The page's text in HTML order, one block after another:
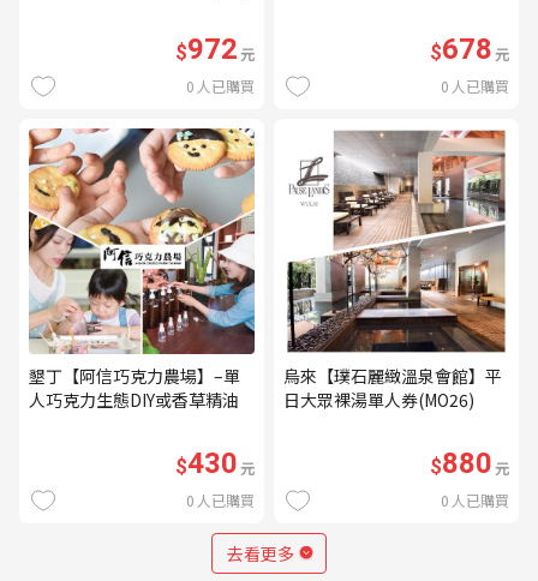
$972元
0 人已購買
$678元
0 人已購買
墾丁【阿信巧克力農場】–單
人巧克力生態DIY或香草精油
$430元
0 人已購買
烏來【璞石麗緻溫泉會館】平
日大眾裸湯單人券(MO26)
$880元
0 人已購買
去看更多